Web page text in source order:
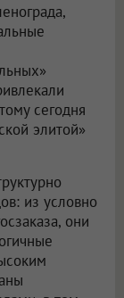
сегодня
элитой»
из условно
они